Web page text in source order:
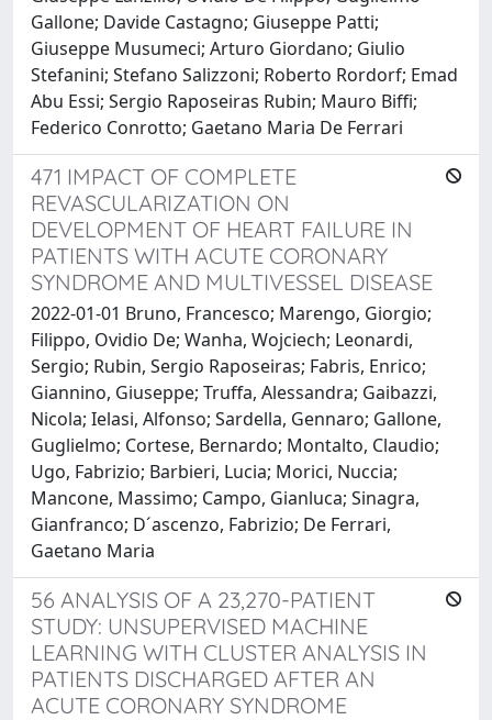
Gallone; Davide Castagno; Giuseppe Patti;
Giuseppe Musumeci; Arturo Giordano; Giulio
Stefanini; Stefano Salizzoni; Roberto Rordorf; Emad
Abu Essi; Sergio Raposeiras Rubin; Mauro Biffi;
Federico Conrotto; Gaetano Maria De Ferrari
471 IMPACT OF COMPLETE
REVASCULARIZATION ON
DEVELOPMENT OF HEART FAILURE IN
PATIENTS WITH ACUTE CORONARY
SYNDROME AND MULTIVESSEL DISEASE
2022-01-01 Bruno, Francesco; Marengo, Giorgio;
Filippo, Ovidio De; Wanha, Wojciech; Leonardi,
Sergio; Rubin, Sergio Raposeiras; Fabris, Enrico;
Giannino, Giuseppe; Truffa, Alessandra; Gaibazzi,
Nicola; Ielasi, Alfonso; Sardella, Gennaro; Gallone,
Guglielmo; Cortese, Bernardo; Montalto, Claudio;
Ugo, Fabrizio; Barbieri, Lucia; Morici, Nuccia;
Mancone, Massimo; Campo, Gianluca; Sinagra,
Gianfranco; D´ascenzo, Fabrizio; De Ferrari,
Gaetano Maria
56 ANALYSIS OF A 23,270-PATIENT
STUDY: UNSUPERVISED MACHINE
LEARNING WITH CLUSTER ANALYSIS IN
PATIENTS DISCHARGED AFTER AN
ACUTE CORONARY SYNDROME